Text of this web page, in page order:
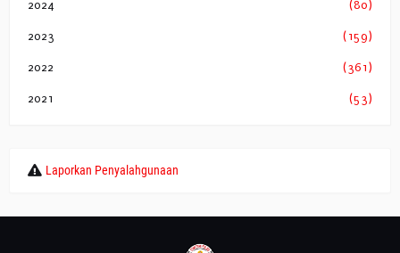
2024 (80)
2023 (159)
2022 (361)
2021 (53)
Laporkan Penyalahgunaan